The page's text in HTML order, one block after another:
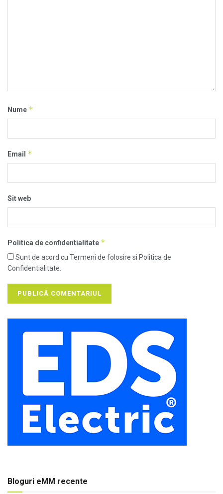
Nume *
Email *
Sit web
Politica de confidentialitate *
Sunt de acord cu Termeni de folosire si Politica de
Confidentialitate.
Bloguri eMM recente